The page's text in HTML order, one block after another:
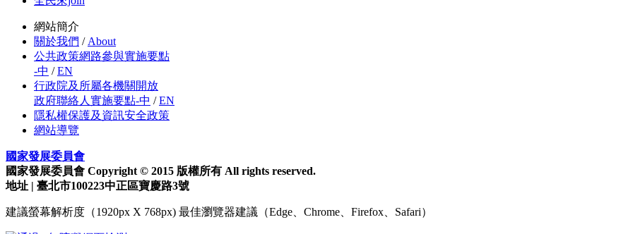
網站簡介
關於我們 / About
公共政策網路參與實施要點
-中 /EN
行政院及所屬各機關開放
政府聯絡人實施要點-中 /EN
隱私權保護及資訊安全政策
網站導覽
國家發展委員會
國家發展委員會 Copyright © 2015 版權所有 All rights reserved.
地址 | 臺北市100223中正區寶慶路3號
建議螢幕解析度（1920px X 768px) 最佳瀏覽器建議（Edge、Chrome、Firefox、Safari）